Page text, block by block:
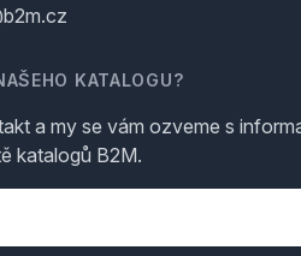
KATALOGU?
a my se vám ozveme s
katalogů B2M.